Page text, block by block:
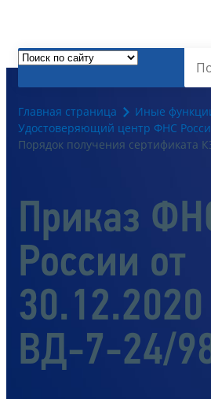
Главная страница
Иные
Удостоверяющий центр ФНС
Порядок получения сертификата
Приказ
России от
ВД-7-24/